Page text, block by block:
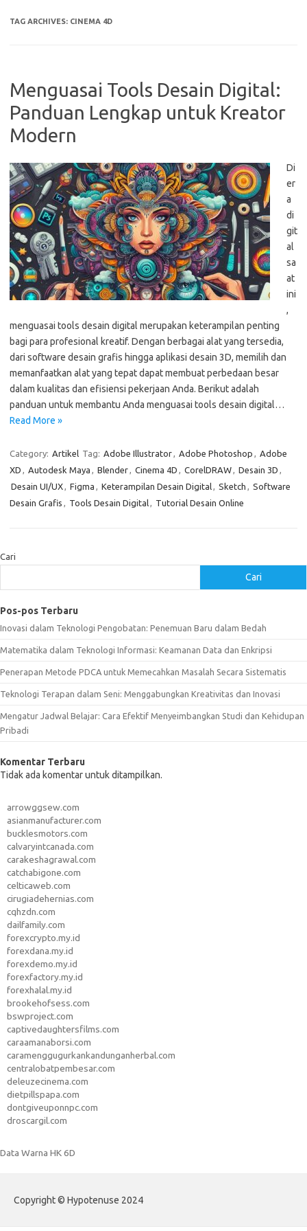
TAG ARCHIVES: CINEMA 4D
Menguasai Tools Desain Digital:
Panduan Lengkap untuk Kreator
Modern
Di
er
a
di
git
al
sa
at
ini
,
menguasai tools desain digital merupakan keterampilan penting
bagi para profesional kreatif. Dengan berbagai alat yang tersedia,
dari software desain grafis hingga aplikasi desain 3D, memilih dan
memanfaatkan alat yang tepat dapat membuat perbedaan besar
dalam kualitas dan efisiensi pekerjaan Anda. Berikut adalah
panduan untuk membantu Anda menguasai tools desain digital…
Read More »
Category: Artikel Tag: Adobe Illustrator, Adobe Photoshop , Adobe
XD , Autodesk Maya , Blender, Cinema 4D , CorelDRAW, Desain 3D ,
Desain UI/UX, Figma , Keterampilan Desain Digital, Sketch , Software
Desain Grafis , Tools Desain Digital, Tutorial Desain Online
Cari
Cari
Pos-pos Terbaru
Inovasi dalam Teknologi Pengobatan: Penemuan Baru dalam Bedah
Matematika dalam Teknologi Informasi: Keamanan Data dan Enkripsi
Penerapan Metode PDCA untuk Memecahkan Masalah Secara Sistematis
Teknologi Terapan dalam Seni: Menggabungkan Kreativitas dan Inovasi
Mengatur Jadwal Belajar: Cara Efektif Menyeimbangkan Studi dan Kehidupan
Pribadi
Komentar Terbaru
Tidak ada komentar untuk ditampilkan.
arrowggsew.com
asianmanufacturer.com
bucklesmotors.com
calvaryintcanada.com
carakeshagrawal.com
catchabigone.com
celticaweb.com
cirugiadehernias.com
cqhzdn.com
dailfamily.com
forexcrypto.my.id
forexdana.my.id
forexdemo.my.id
forexfactory.my.id
forexhalal.my.id
brookehofsess.com
bswproject.com
captivedaughtersfilms.com
caraamanaborsi.com
caramenggugurkankandunganherbal.com
centralobatpembesar.com
deleuzecinema.com
dietpillspapa.com
dontgiveuponnpc.com
droscargil.com
Data Warna HK 6D
Copyright © Hypotenuse 2024